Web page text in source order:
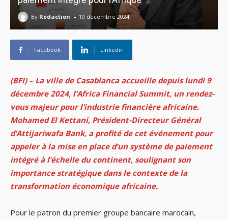
By Rédaction - 10 décembre 2024
Facebook Linkedin
(BFI) – La ville de Casablanca accueille depuis lundi 9
décembre 2024, l’Africa Financial Summit, un rendez-
vous majeur pour l’industrie financière africaine.
Mohamed El Kettani, Président-Directeur Général
d’Attijariwafa Bank, a profité de cet événement pour
appeler à la mise en place d’un système de paiement
intégré à l’échelle du continent, soulignant son
importance stratégique dans le contexte de la
transformation économique africaine.
Pour le patron du premier groupe bancaire marocain,